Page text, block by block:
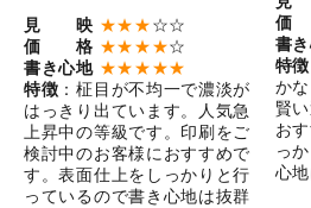
見 映 ★★★ ☆☆
価 格 ★★★★☆
書き心地 ★★★★★
特徴 ：柾目が不均一で濃淡が
はっきり出ています。人気急
上昇中の等級です。印刷をご
検討中のお客様におすすめで
す。表面仕上をしっかりと行
っているので書き心地は抜群
価
書
特徴
か
賢
お
っ
心